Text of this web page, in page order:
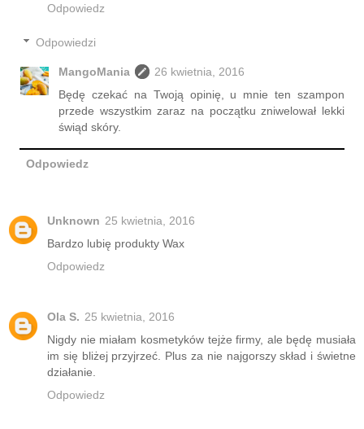
Odpowiedz
Odpowiedzi
MangoMania
26 kwietnia, 2016
Będę czekać na Twoją opinię, u mnie ten szampon
przede wszystkim zaraz na początku zniwelował lekki
świąd skóry.
Odpowiedz
Unknown 25 kwietnia, 2016
Bardzo lubię produkty Wax
Odpowiedz
Ola S. 25 kwietnia, 2016
Nigdy nie miałam kosmetyków tejże firmy, ale będę musiała
im się bliżej przyjrzeć. Plus za nie najgorszy skład i świetne
działanie.
Odpowiedz